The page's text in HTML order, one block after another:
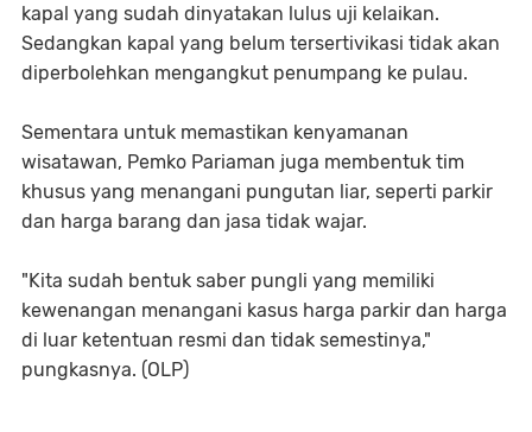
kapal yang sudah dinyatakan lulus uji kelaikan.
Sedangkan kapal yang belum tersertivikasi tidak akan
diperbolehkan mengangkut penumpang ke pulau.
Sementara untuk memastikan kenyamanan
wisatawan, Pemko Pariaman juga membentuk tim
khusus yang menangani pungutan liar, seperti parkir
dan harga barang dan jasa tidak wajar.
"Kita sudah bentuk saber pungli yang memiliki
kewenangan menangani kasus harga parkir dan harga
di luar ketentuan resmi dan tidak semestinya,"
pungkasnya. (OLP)